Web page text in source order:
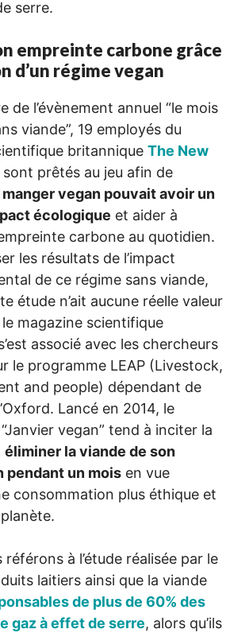
serre.
empreinte carbone grâce
d’un régime vegan
de l’évènement annuel “le mois
viande”, 19 employés du
britannique The New
sont prêtés au jeu afin de
manger vegan pouvait avoir un
écologique et aider à
carbone au quotidien.
les résultats de l’impact
de ce régime sans viande,
étude n’ait aucune réelle valeur
magazine scientifique
associé avec les chercheurs
le programme LEAP (Livestock,
and people) dépendant de
Lancé en 2014, le
vegan” tend à inciter la
éliminer la viande de son
pendant un mois en vue
consommation plus éthique et
référons à l’étude réalisée par le
laitiers ainsi que la viande
de plus de 60% des
gaz à effet de serre, alors qu’ils